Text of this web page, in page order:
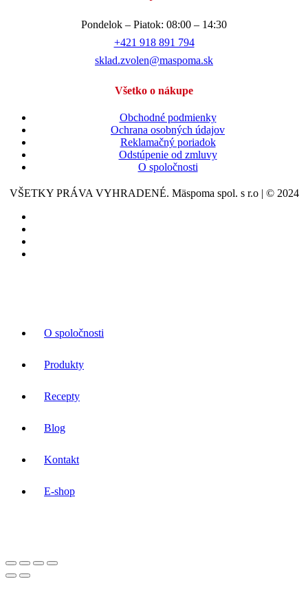
Pondelok – Piatok: 08:00 – 14:30
+421 918 891 794
sklad.zvolen@maspoma.sk
Všetko o nákupe
Obchodné podmienky
Ochrana osobných údajov
Reklamačný poriadok
Odstúpenie od zmluvy
O spoločnosti
VŠETKY PRÁVA VYHRADENÉ. Mäspoma spol. s r.o | © 2024
O spoločnosti
Produkty
Recepty
Blog
Kontakt
E-shop